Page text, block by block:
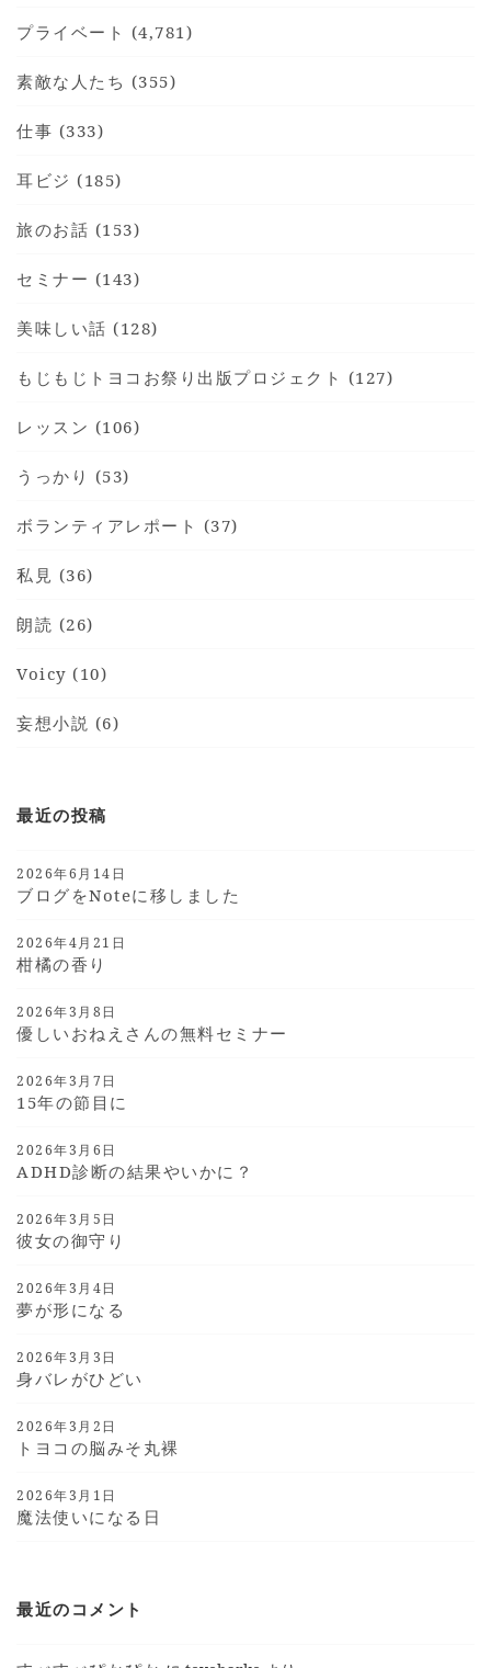
プライベート (4,781)
素敵な人たち (355)
仕事 (333)
耳ビジ (185)
旅のお話 (153)
セミナー (143)
美味しい話 (128)
もじもじトヨコお祭り出版プロジェクト (127)
レッスン (106)
うっかり (53)
ボランティアレポート (37)
私見 (36)
朗読 (26)
Voicy (10)
妄想小説 (6)
最近の投稿
2026年6月14日
ブログをnoteに移しました
2026年4月21日
柑橘の香り
2026年3月8日
優しいおねえさんの無料セミナー
2026年3月7日
15年の節目に
2026年3月6日
ADHD診断の結果やいかに？
2026年3月5日
彼女の御守り
2026年3月4日
夢が形になる
2026年3月3日
身バレがひどい
2026年3月2日
トヨコの脳みそ丸裸
2026年3月1日
魔法使いになる日
最近のコメント